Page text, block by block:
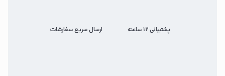
پشتیبانی 12 ساعته ارسال سریع سفارشات